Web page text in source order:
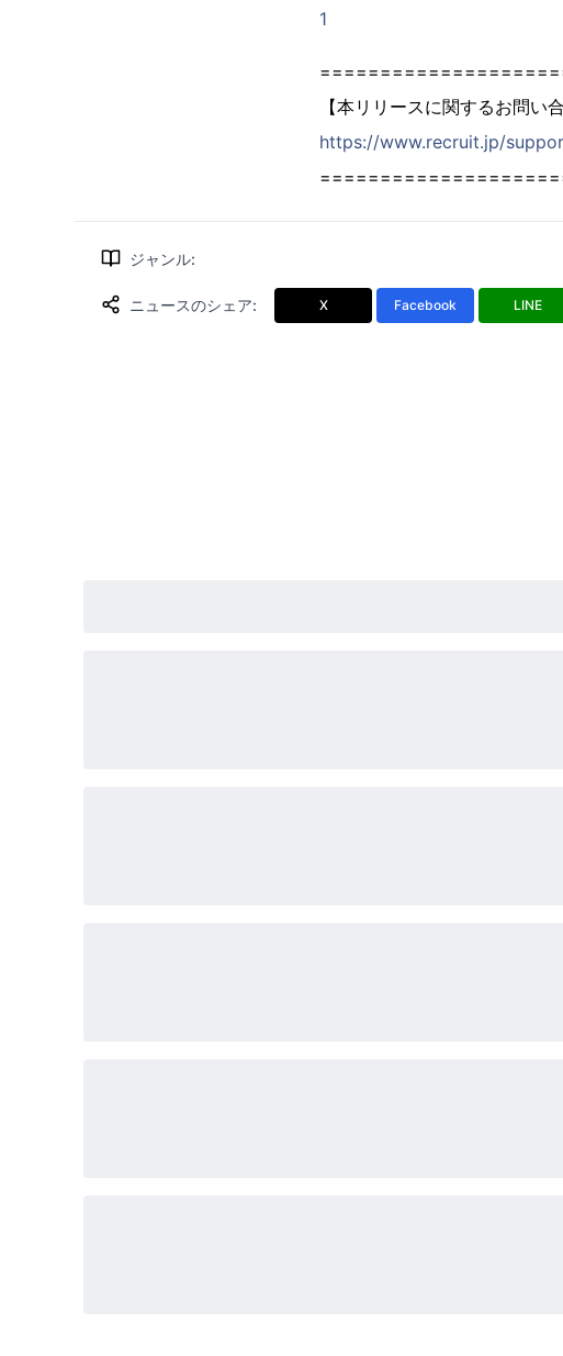
1
【本リリースに関するお問い合
https://www.recruit.jp/
ジャンル:
ニュースのシェア: X Facebook LINE